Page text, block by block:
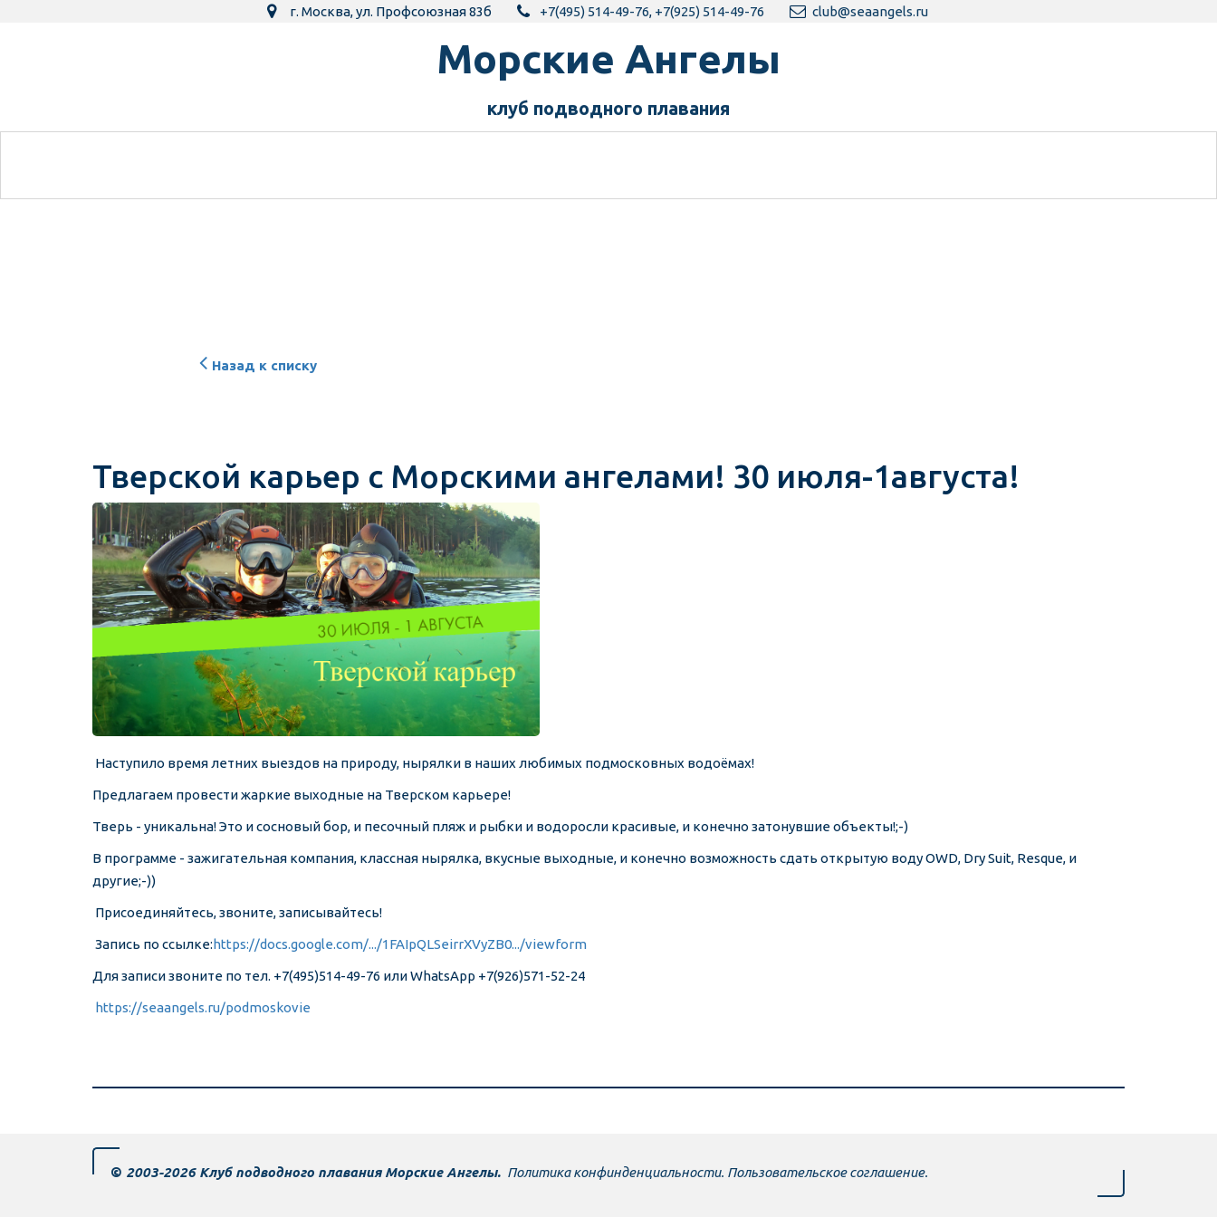
г. Москва,ул. Профсоюзная 83б +7(495) 514-49-76, +7(925) 514-49-76 club@seaangels.ru
Морск­­­­­­ие Ангелы
клуб подводного пла­­вания
Назад к списку
Тверской карьер с Морскими ангелами! 30 июля-1августа!
Наступило время летних выездов на природу, нырялки в наших любимых подмосковных водоёмах!
Предлагаем провести жаркие выходные на Тверском карьере!
Тверь - уникальна! Это и сосновый бор, и песочный пляж и рыбки и водоросли красивые, и конечно затонувшие объекты!;-)
В программе - зажигательная компания, классная нырялка, вкусные выходные, и конечно возможность сдать открытую воду OWD, Dry Suit, Resque, и
другие;-))
Присоединяйтесь, звоните, записывайтесь!
Запись по ссылке:https://docs.google.com/.../1FAIpQLSeirrXVyZB0.../viewform
Для записи звоните по тел. +7(495)514-49-76 или WhatsApp +7(926)571-52-24
https://seaangels.ru/podmoskovie
© 20­­­­03-2026 Клуб подводного плавания Морские Ангелы. Политика конфинденциальности. Пользовательское соглашение.